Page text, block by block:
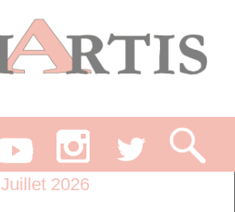
Juillet 2026